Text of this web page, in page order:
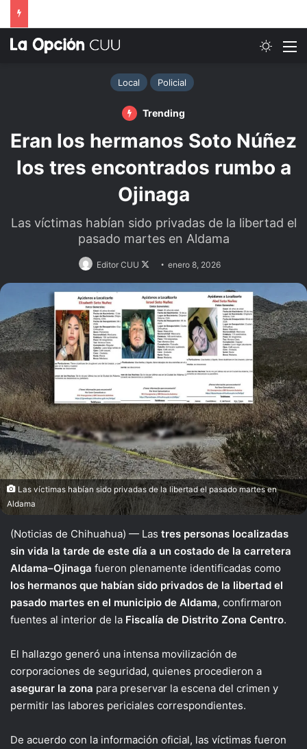
Local Policial
Trending
Eran los hermanos Soto Núñez
los tres encontrados rumbo a
Ojinaga
Las víctimas habían sido privadas de la libertad el
pasado martes en Aldama
Editor CUU
Follow
on
X
enero 8, 2026
Las víctimas habían sido privadas de la libertad el pasado martes en
Aldama
(Noticias de Chihuahua) — Las tres personas localizadas
sin vida la tarde de este día a un costado de la carretera
Aldama–Ojinaga fueron plenamente identificadas como
los hermanos que habían sido privados de la libertad el
pasado martes en el municipio de Aldama, confirmaron
fuentes al interior de la Fiscalía de Distrito Zona Centro.
El hallazgo generó una intensa movilización de
corporaciones de seguridad, quienes procedieron a
asegurar la zona para preservar la escena del crimen y
permitir las labores periciales correspondientes.
De acuerdo con la información oficial, las víctimas fueron